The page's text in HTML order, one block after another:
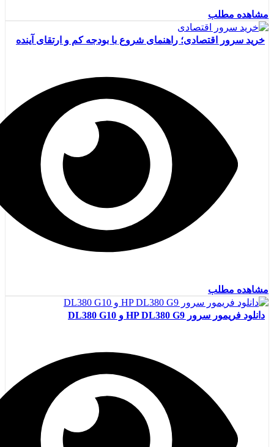
مشاهده مطلب
خرید سرور اقتصادی؛ راهنمای شروع با بودجه کم و ارتقای آینده
مشاهده مطلب
دانلود فریمور سرور HP DL380 G9 و DL380 G10